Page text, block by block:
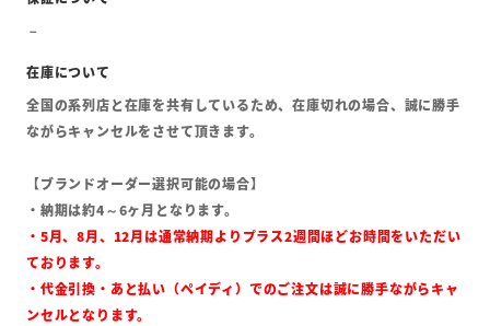
全国の系列店と在庫を共有しているため、在庫切れの場合、誠に勝手
ながらキャンセルをさせて頂きます。
【ブランドオーダー選択可能の場合】
・納期は約4～6ヶ月となります。
・5月、8月、12月は通常納期よりプラス2週間ほどお時間をいただい
ております。
・代金引換・あと払い（ペイディ）でのご注文は誠に勝手ながらキャ
ンセルとなります。